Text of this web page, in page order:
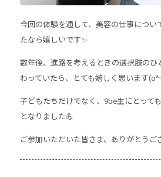
今回の体験を通して、美容の仕事につい
たなら嬉しいです✨
数年後、進路を考えるときの選択肢のひ
わっていたら、とても嬉しく思います
子どもたちだけでなく、9be生にとって
となりました💪
ご参加いただいた皆さま、ありがとうご